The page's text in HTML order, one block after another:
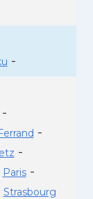
-
-
-
Paris-
Strasbourg